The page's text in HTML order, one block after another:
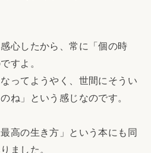
心したから、常に「個の時
すよ。
ってようやく、世間にそうい
ね」という感じなのです。
高の生き方」という本にも同
ました。